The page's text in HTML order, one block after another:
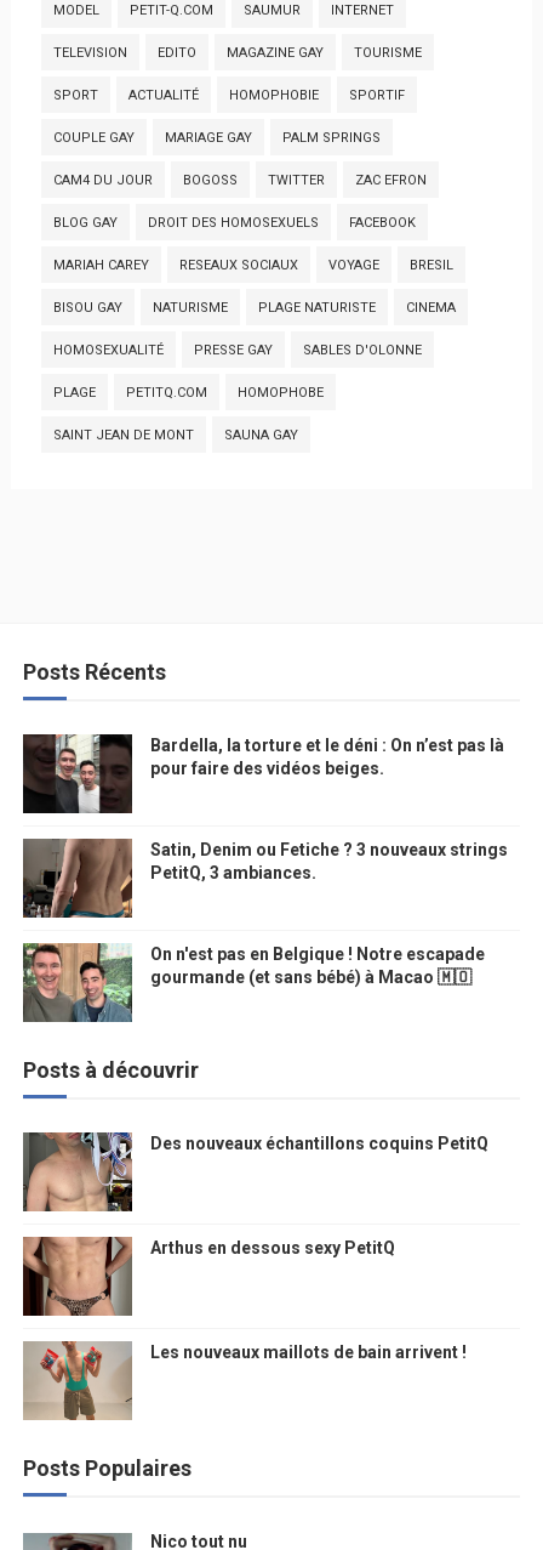
MODEL PETIT-Q.COM SAUMUR INTERNET
TELEVISION EDITO MAGAZINE GAY TOURISME
SPORT ACTUALITÉ HOMOPHOBIE SPORTIF
COUPLE GAY MARIAGE GAY PALM SPRINGS
CAM4 DU JOUR BOGOSS TWITTER ZAC EFRON
BLOG GAY DROIT DES HOMOSEXUELS FACEBOOK
MARIAH CAREY RESEAUX SOCIAUX VOYAGE BRESIL
BISOU GAY NATURISME PLAGE NATURISTE CINEMA
HOMOSEXUALITÉ PRESSE GAY SABLES D'OLONNE
PLAGE PETITQ.COM HOMOPHOBE
SAINT JEAN DE MONT SAUNA GAY
Posts Récents
Bardella, la torture et le déni : On n’est pas là
pour faire des vidéos beiges.
Satin, Denim ou Fetiche ? 3 nouveaux strings
PetitQ, 3 ambiances.
On n'est pas en Belgique ! Notre escapade
gourmande (et sans bébé) à Macao 🇲🇴
Posts à découvrir
Des nouveaux échantillons coquins PetitQ
Arthus en dessous sexy PetitQ
Les nouveaux maillots de bain arrivent !
Posts Populaires
Nico tout nu